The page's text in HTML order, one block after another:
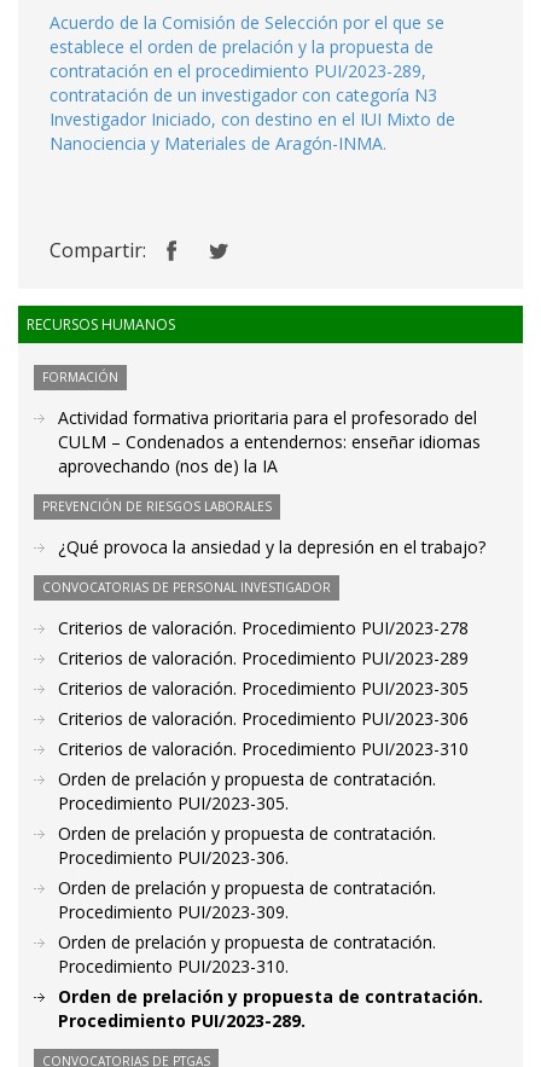
Acuerdo de la Comisión de Selección por el que se
establece el orden de prelación y la propuesta de
contratación en el procedimiento PUI/2023-289,
contratación de un investigador con categoría N3
Investigador Iniciado, con destino en el IUI Mixto de
Nanociencia y Materiales de Aragón-INMA.
Compartir:
RECURSOS HUMANOS
FORMACIÓN
Actividad formativa prioritaria para el profesorado del
CULM – Condenados a entendernos: enseñar idiomas
aprovechando (nos de) la IA
PREVENCIÓN DE RIESGOS LABORALES
¿Qué provoca la ansiedad y la depresión en el trabajo?
CONVOCATORIAS DE PERSONAL INVESTIGADOR
Criterios de valoración. Procedimiento PUI/2023-278
Criterios de valoración. Procedimiento PUI/2023-289
Criterios de valoración. Procedimiento PUI/2023-305
Criterios de valoración. Procedimiento PUI/2023-306
Criterios de valoración. Procedimiento PUI/2023-310
Orden de prelación y propuesta de contratación.
Procedimiento PUI/2023-305.
Orden de prelación y propuesta de contratación.
Procedimiento PUI/2023-306.
Orden de prelación y propuesta de contratación.
Procedimiento PUI/2023-309.
Orden de prelación y propuesta de contratación.
Procedimiento PUI/2023-310.
Orden de prelación y propuesta de contratación.
Procedimiento PUI/2023-289.
CONVOCATORIAS DE PTGAS